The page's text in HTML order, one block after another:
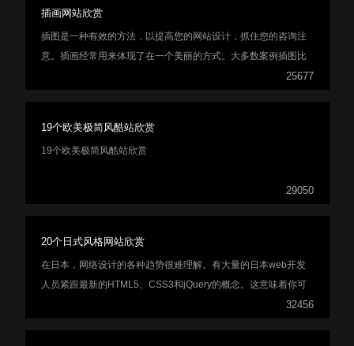
插画网站欣赏
插图是一种有效的方法，以提高您的网站设计，抓住您的咨询注
意。插画经常用来体现了在一个美丽的方式。大多数案例插图比
常规图像更有效，因为它们具有获取更多数据的能力。插画的力
25677
19个欧美极简风酷站欣赏
19个欧美极简风酷站欣赏
29050
20个日式风格网站欣赏
在日本，网络设计的各种趋势很难理解。有大量的日本web开发
人员紧跟最新的HTML5、CSS3和jQuery的概念。这意味着你可
以从日本人那里找到各种各样奇妙的布局。就像西方的网页设计
32456